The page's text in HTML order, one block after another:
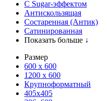
С Sugar-эффектом
Антискользящая
Состаренная (Антик)
Сатинированная
Показать больше ↓
Размер
600 х 600
1200 х 600
Крупноформатный
405x405